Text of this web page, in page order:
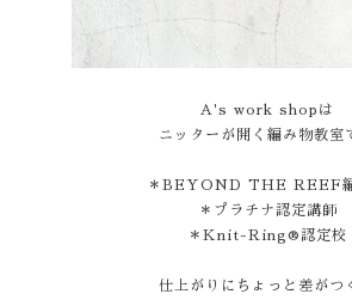
A's work shopは
ニッターが開く編み物教室
＊BEYOND THE REEF
＊プラチナ認定講師
＊Knit-Ring®認定校
仕上がりにちょっと差がつ